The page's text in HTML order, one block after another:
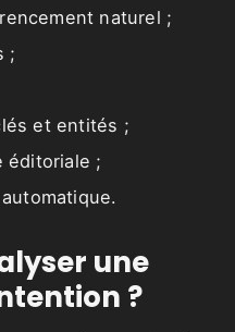
naturel ;
;
et entités ;
éditoriale ;
une
?